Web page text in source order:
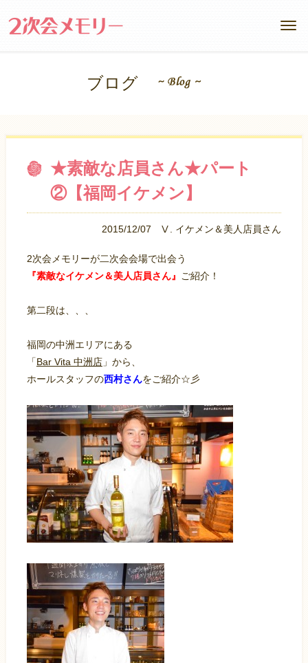
ブログ
★素敵な店員さん★パート
②【福岡イケメン】
2015/12/07 Ⅴ. イケメン＆美人店員さん
2次会メモリーが二次会会場で出会う
『素敵なイケメン＆美人店員さん』
ご紹介！
第二段は、、、
福岡の中洲エリアにある
「Bar Vita 中洲店」から、
ホールスタッフの西村さんをご紹介☆彡